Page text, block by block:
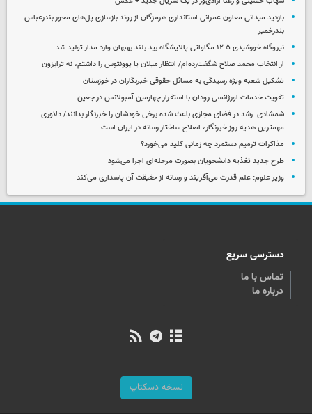
بازدید میدانی معاون عمرانی استانداری هرمزگان از روند بازسازی پل‌های محور بندرعباس–
بندرخمیر
نیروگاه خورشیدی ۱۲.۵ مگاواتی پالایشگاه بید بلند بهبهان وارد مدار تولید شد
از انتخاب محمد صلاح شگفت‌زده‌ام/ انتظار میلان یا یوونتوس را داشتم، نه ترابزون
تشکیل شعبه ویژه رسیدگی به مسائل حقوقی خبرنگاران در خوزستان
تقویت خدمات اورژانسی رودان با استقرار چهارمین آمبولانس در جغین
شمشادی: رشد در فضای مجازی باعث شده برخی خودشان را خبرنگار بدانند/ دلاوری:
مهمترین هدیه‌ روز خبرنگار، اصلاح ساختار رسانه در ایران است
مذاکرات ترمیم دستمزد چه زمانی کلید می‌خورد؟
طرح جدید تغذیه دانشجویان بصورت مرحله‌ای اجرا می‌شود
وزیر علوم: علم قدرت می‌آفریند و رسانه از حقیقت آن پاسداری می‌کند
دسترسی سریع
تماس با ما
درباره ما
نسخه دسکتاپ